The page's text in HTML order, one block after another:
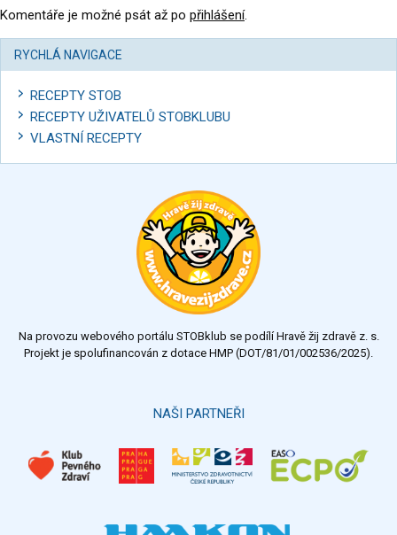
Komentáře je možné psát až po přihlášení.
RYCHLÁ NAVIGACE
RECEPTY STOB
RECEPTY UŽIVATELŮ STOBKLUBU
VLASTNÍ RECEPTY
Na provozu webového portálu STOBklub se podílí Hravě žij zdravě z. s.
Projekt je spolufinancován z dotace HMP (DOT/81/01/002536/2025).
NAŠI PARTNEŘI